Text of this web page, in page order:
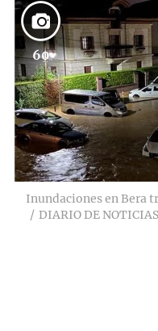
60
Inundaciones en Bera
DIARIO DE NOTICIAS